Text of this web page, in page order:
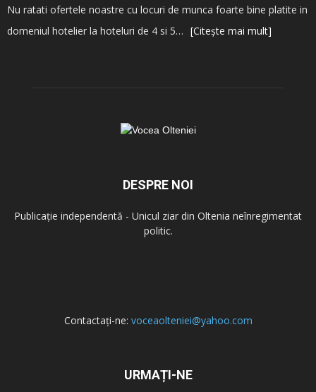
Nu ratati ofertele noastre cu locuri de munca foarte bine platite in
domeniul hotelier la hoteluri de 4 si 5… [Citește mai mult]
DESPRE NOI
Publicație independentă - Unicul ziar din Oltenia neînregimentat
politic.
Contactați-ne: voceaolteniei@yahoo.com
URMAȚI-NE